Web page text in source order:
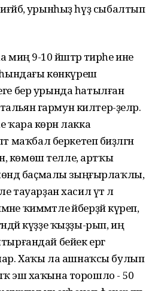
урынһыҙ һүҙ сыбалтып
9-10 йәштәр тирәһе ине
көнкүреш
бер урында һатылған
гармун килтер-ҙеләр.
ҡара көрән лакка
беркетеп биҙәлгән
көмөш телле, артҡы
баҫмалы зыңғырлаҡлы,
тауарҙан хасил үтә лә
ҡиммәтле әйберҙәй күреп,
күҙҙе ҡыҙҙы-рып, иң
бейек ергә
Хаҡы ла ашнаҡсы булып
эш хаҡына торошло - 50